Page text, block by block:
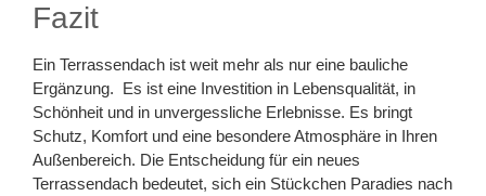
Fazit
Ein Terrassendach ist weit mehr als nur eine bauliche
Ergänzung. Es ist eine Investition in Lebensqualität, in
Schönheit und in unvergessliche Erlebnisse. Es bringt
Schutz, Komfort und eine besondere Atmosphäre in Ihren
Außenbereich. Die Entscheidung für ein neues
Terrassendach bedeutet, sich ein Stückchen Paradies nach